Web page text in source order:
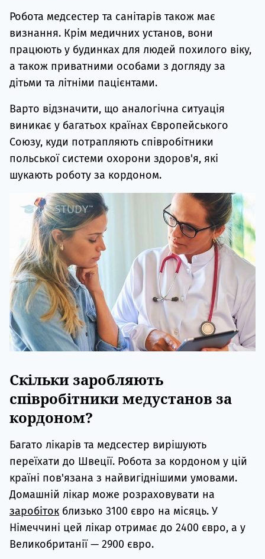
Робота медсестер та санітарів також має
визнання. Крім медичних установ, вони
працюють у будинках для людей похилого віку,
а також приватними особами з догляду за
дітьми та літніми пацієнтами.
Варто відзначити, що аналогічна ситуація
виникає у багатьох країнах Європейського
Союзу, куди потрапляють співробітники
польської системи охорони здоров'я, які
шукають роботу за кордоном.
Скільки заробляють
співробітники медустанов за
кордоном?
Багато лікарів та медсестер вирішують
переїхати до Швеції. Робота за кордоном у цій
країні пов'язана з найвигіднішими умовами.
Домашній лікар може розраховувати на
заробіток близько 3100 євро на місяць. У
Німеччині цей лікар отримає до 2400 євро, а у
Великобританії — 2900 євро.